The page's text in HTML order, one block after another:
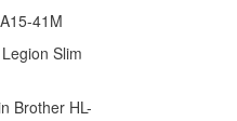
41M
Slim
Brother HL-